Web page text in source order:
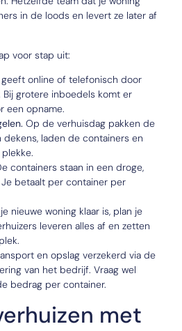
in de loods en levert ze later af
voor stap uit:
online of telefonisch door
Bij grotere inboedels komt er
een opname.
Op de verhuisdag pakken de
dekens, laden de containers en
containers staan in een droge,
betaalt per container per
nieuwe woning klaar is, plan je
leveren alles af en zetten
en opslag verzekerd via de
van het bedrijf. Vraag wel
bedrag per container.
met